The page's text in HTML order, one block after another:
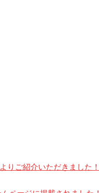
りご紹介いただきました！